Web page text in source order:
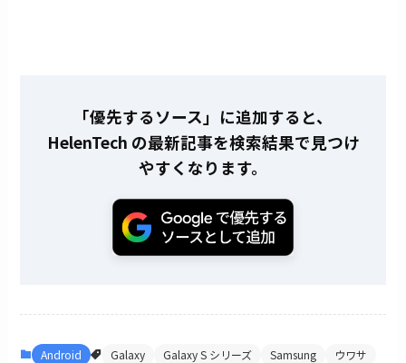
「優先するソース」に追加すると、
HelenTech の最新記事を検索結果で見つけ
やすくなります。
Android Galaxy Galaxy S シリーズ Samsung ウワサ